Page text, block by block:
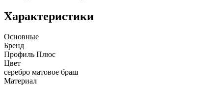
Характеристики
Основные
Бренд
Профиль Плюс
Цвет
серебро матовое браш
Материал